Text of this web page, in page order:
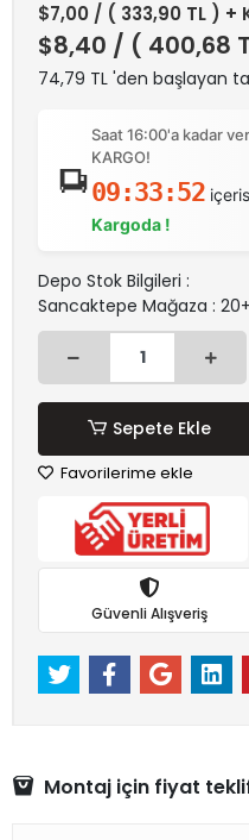
$7,00 / ( 333,90 TL ) +
$8,40 / ( 400,68
74,79 TL 'den başlayan
Saat 16:00'a kadar
KARGO!
09:33:52
Kargoda !
Depo Stok Bilgileri :
Sancaktepe Mağaza : 20+
Sepete Ekle
Favorilerime ekle
Güvenli Alışveriş
Montaj için fiyat